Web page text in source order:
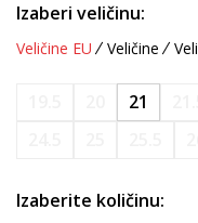
Izaberi veličinu:
Veličine EU Veličine
21
Izaberite količinu: